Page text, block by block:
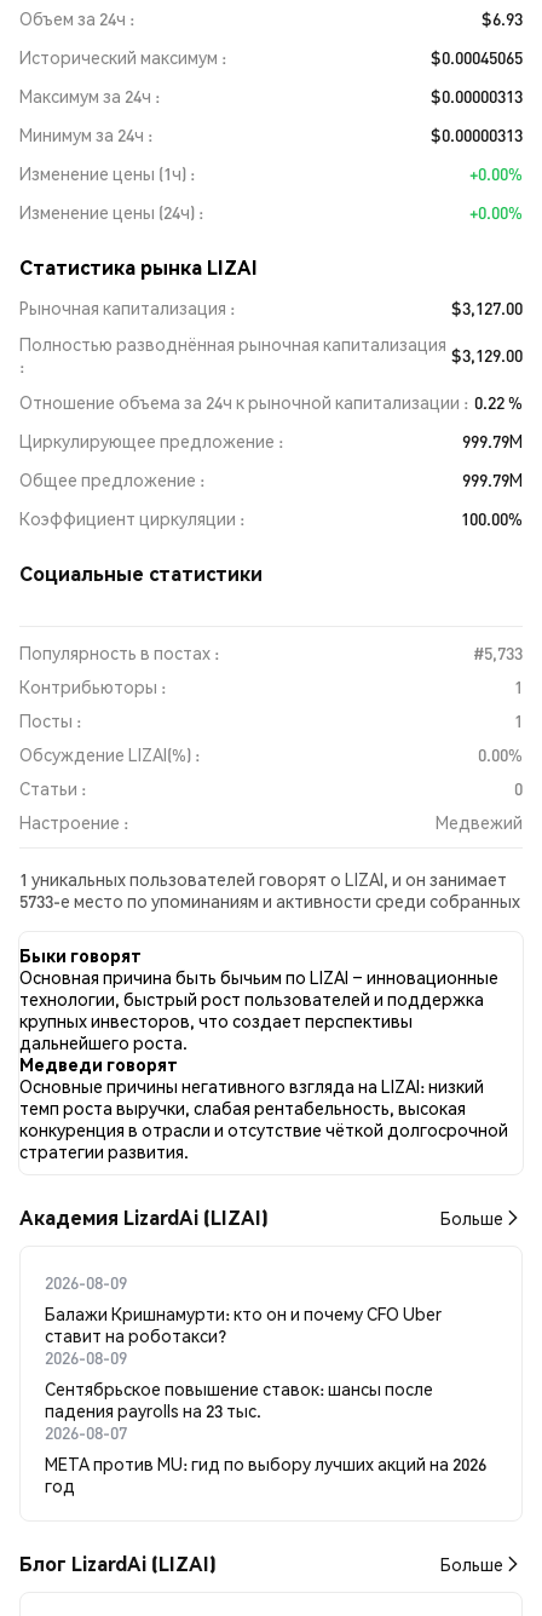
Объем за 24ч
$6.93
Исторический максимум
$0.00045065
Максимум за 24ч
$0.00000313
Минимум за 24ч
$0.00000313
Изменение цены (1ч)
+0.00%
Изменение цены (24ч)
+0.00%
Статистика рынка LIZAI
Рыночная капитализация
$3,127.00
Полностью разводнённая рыночная капитализация $3,129.00
Отношение объема за 24ч к рыночной капитализации
0.22 %
Циркулирующее предложение
999.79M
Общее предложение
999.79M
Коэффициент циркуляции
100.00%
Социальные статистики
Популярность в постах :
#5,733
Контрибьюторы :
1
Посты :
1
Обсуждение LIZAI(%) :
0.00%
Статьи :
0
Настроение :
Медвежий
1 уникальных пользователей говорят о LIZAI, и он занимает
5733-е место по упоминаниям и активности среди собранных
во всех социальных сетях было Медвежий. Всего было
опубликовано 0 новостных статей о LIZAI. В Twitter 0.00%
твитов имели бычий настрой по сравнению с 0.00% твитов с
медвежьим настроем по LIZAI. 100.00% твитов были
нейтральными по отношению к LIZAI. Эти данные основаны
на 1 твитах.
Быки говорят
Основная причина быть бычьим по LIZAI – инновационные
технологии, быстрый рост пользователей и поддержка
крупных инвесторов, что создает перспективы
дальнейшего роста.
Медведи говорят
Основные причины негативного взгляда на LIZAI: низкий
темп роста выручки, слабая рентабельность, высокая
конкуренция в отрасли и отсутствие чёткой долгосрочной
стратегии развития.
Академия LizardAi (LIZAI) Больше
2026-08-09
Балажи Кришнамурти: кто он и почему CFO Uber
ставит на роботакси?
2026-08-09
Сентябрьское повышение ставок: шансы после
падения payrolls на 23 тыс.
2026-08-07
META против MU: гид по выбору лучших акций на 2026
год
Блог LizardAi (LIZAI) Больше